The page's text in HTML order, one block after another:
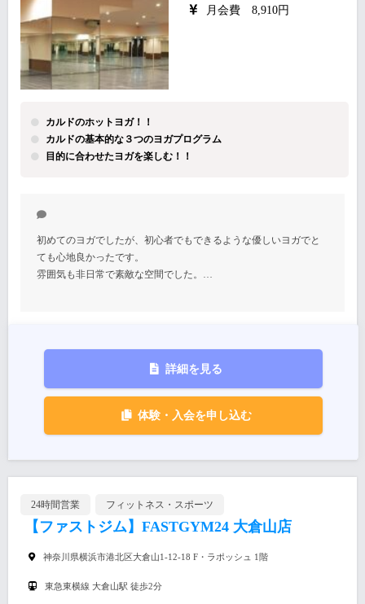
月会費 8,910円
カルドのホットヨガ！！
カルドの基本的な３つのヨガプログラム
目的に合わせたヨガを楽しむ！！
初めてのヨガでしたが、初心者でもできるような優しいヨガでと
ても心地良かったです。
雰囲気も非日常で素敵な空間でした。…
詳細を見る
体験・入会を申し込む
24時間営業 フィットネス・スポーツ
【ファストジム】FASTGYM24 大倉山店
神奈川県横浜市港北区大倉山1-12-18 F・ラポッシュ 1階
東急東横線 大倉山駅 徒歩2分